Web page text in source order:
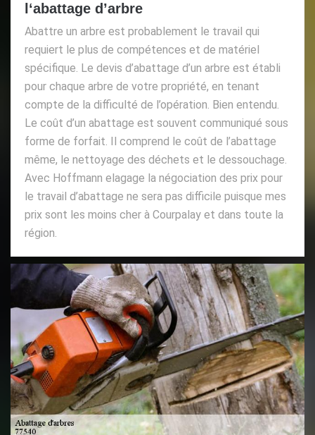
l‘abattage d’arbre
Abattre un arbre est probablement le travail qui
requiert le plus de compétences et de matériel
spécifique. Le devis d’abattage d’un arbre est établi
pour chaque arbre de votre propriété, en tenant
compte de la difficulté de l’opération. Bien entendu.
Le coût d’un abattage est souvent communiqué sous
forme de forfait. Il comprend le coût de l’abattage
même, le nettoyage des déchets et le dessouchage.
Avec Hoffmann elagage la négociation des prix pour
le travail d’abattage ne sera pas difficile puisque mes
prix sont les moins cher à Courpalay et dans toute la
région.